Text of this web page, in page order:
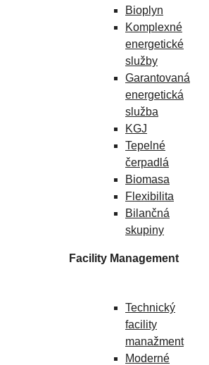
Bioplyn
Komplexné
energetické
služby
Garantovaná
energetická
služba
KGJ
Tepelné
čerpadlá
Biomasa
Flexibilita
Bilančná
skupiny
Facility Management
Technický
facility
manažment
Moderné